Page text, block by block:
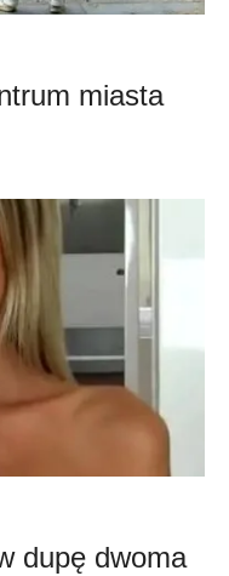
miasta
dupę dwoma